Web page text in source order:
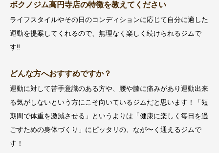
ボクノジム高円寺店の特徴を教えてください
ライフスタイルやその日のコンディションに応じて自分に適した
運動を提案してくれるので、無理なく楽しく続けられるジムで
す‼︎
どんな方へおすすめですか？
運動に対して苦手意識のある方や、腰や膝に痛みがあり運動出来
る気がしないという方にこそ向いているジムだと思います！「短
期間で体重を激減させる」というよりは「健康に楽しく毎日を過
ごすための身体づくり」にピッタリの、なが〜く通えるジムで
す！